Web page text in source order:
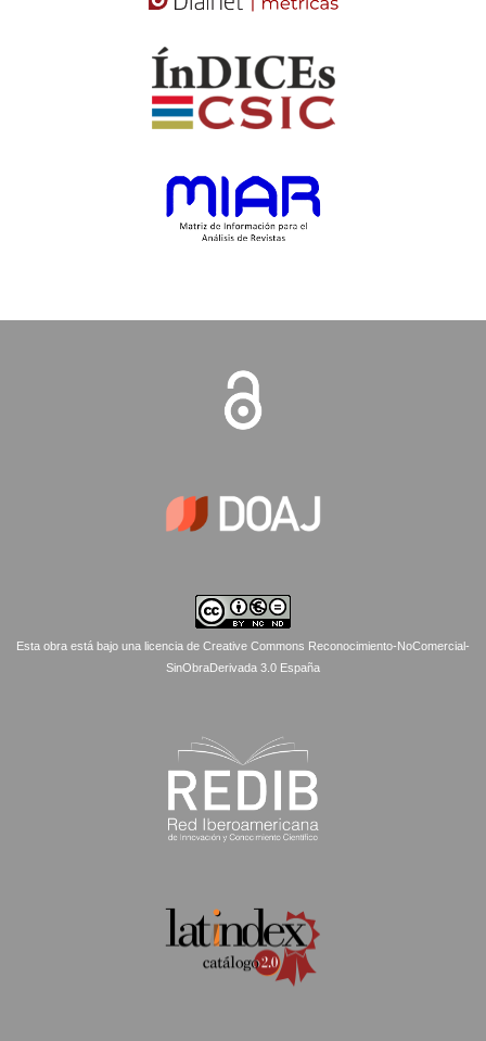
Esta obra está bajo una licencia de Creative Commons Reconocimiento-NoComercial-
SinObraDerivada 3.0 España